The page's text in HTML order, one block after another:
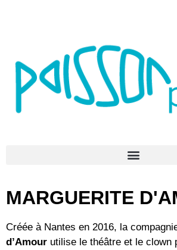
MARGUERITE
Créée à Nantes en 2016, la
d’Amour utilise le théâtre et le clown